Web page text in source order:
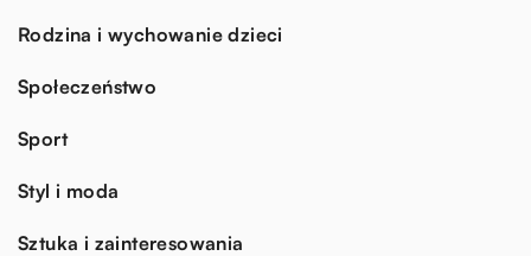
Rodzina i wychowanie dzieci
Społeczeństwo
Sport
Styl i moda
Sztuka i zainteresowania